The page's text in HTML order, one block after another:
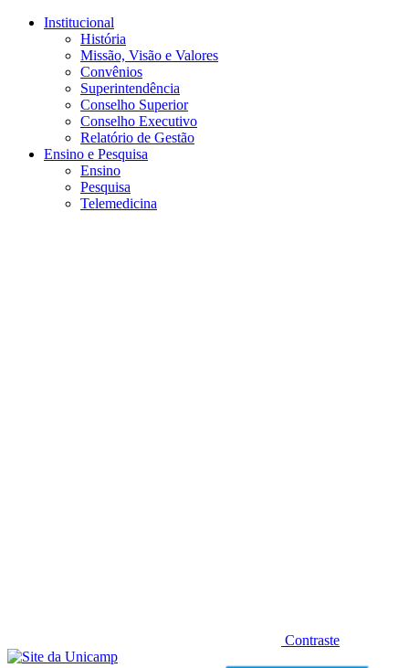
Conteúdo principal
Institucional
História
Missão, Visão e Valores
Convênios
Superintendência
Conselho Superior
Conselho Executivo
Relatório de Gestão
Ensino e Pesquisa
Ensino
Pesquisa
Telemedicina
Contraste